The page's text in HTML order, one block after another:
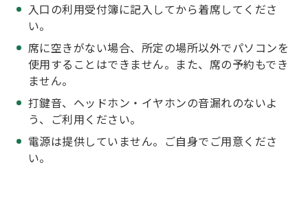
入口の利用受付簿に記入してから着席してくださ
い。
席に空きがない場合、所定の場所以外でパソコンを
使用することはできません。また、席の予約もでき
ません。
打鍵音、ヘッドホン・イヤホンの音漏れのないよ
う、ご利用ください。
電源は提供していません。ご自身でご用意くださ
い。